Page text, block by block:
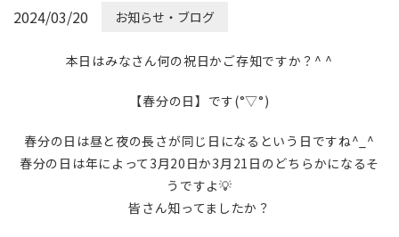
2024/03/20 お知らせ・ブログ
本日はみなさん何の祝日かご存知ですか？^ ^
【春分の日】です(°▽°)
春分の日は昼と夜の長さが同じ日になるという日ですね^_^
春分の日は年によって3月20日か3月21日のどちらかになるそ
うですよ💡
皆さん知ってましたか？